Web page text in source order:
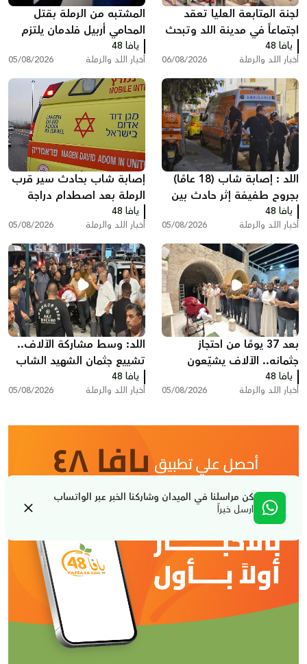
كن مراسلنا في الميدان وشاركنا الخبر عبر الواتساب
ارسل خبراً
لجنة المتابعة العليا تعقد
اجتماعاً في مدينة اللد وتبحث
ملفات الجريمة والعنف
يافا 48
أخبار اللد والرملة 06/08/2026
المشتبه من الرملة بقتل
المحامي أربيل فلدمان يلتزم
الصمت في التحقيق ويقول:
"أنا مريض نفسيًا"
يافا 48
أخبار اللد والرملة 05/08/2026
اللد : إصابة شاب (18 عامًا)
بجروح طفيفة إثر حادث بين
مركبة وشاحنة سحب
يافا 48
أخبار اللد والرملة 05/08/2026
إصابة شاب بحادث سير قرب
الرملة بعد اصطدام دراجة
نارية بسيارة
يافا 48
أخبار اللد والرملة 05/08/2026
بعد 37 يومًا من احتجاز
جثمانه.. الآلاف يشيّعون
المغدور سامي أحمد
جعصوص في اللد
يافا 48
أخبار اللد والرملة 05/08/2026
اللد: وسط مشاركة الآلاف..
تشييع جثمان الشهيد الشاب
سامي جعصوص
يافا 48
أخبار اللد والرملة 05/08/2026